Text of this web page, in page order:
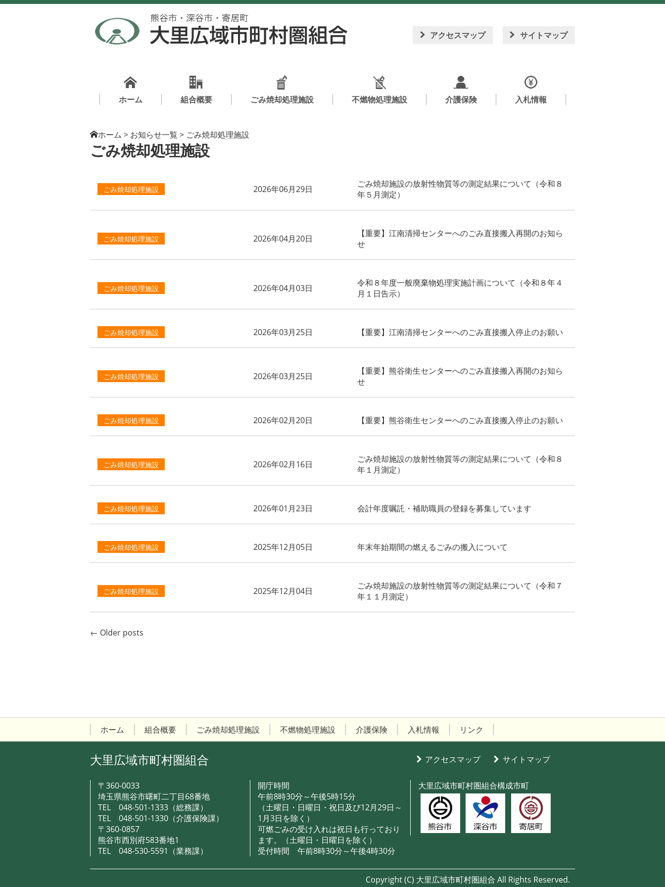
アクセスマップ サイトマップ
ホーム 組合概要 ごみ焼却処理施設 不燃物処理施設 介護保険 入札情報
ホーム > お知らせ一覧 > ごみ焼却処理施設
ごみ焼却処理施設
ごみ焼却処理施設 2026年06月29日
ごみ焼却施設の放射性物質等の測定結果について（令和８
年５月測定）
ごみ焼却処理施設 2026年04月20日
【重要】江南清掃センターへのごみ直接搬入再開のお知ら
せ
ごみ焼却処理施設 2026年04月03日
令和８年度一般廃棄物処理実施計画について（令和８年４
月１日告示）
ごみ焼却処理施設 2026年03月25日 【重要】江南清掃センターへのごみ直接搬入停止のお願い
ごみ焼却処理施設 2026年03月25日
【重要】熊谷衛生センターへのごみ直接搬入再開のお知ら
せ
ごみ焼却処理施設 2026年02月20日 【重要】熊谷衛生センターへのごみ直接搬入停止のお願い
ごみ焼却処理施設 2026年02月16日
ごみ焼却施設の放射性物質等の測定結果について（令和８
年１月測定）
ごみ焼却処理施設 2026年01月23日 会計年度嘱託・補助職員の登録を募集しています
ごみ焼却処理施設 2025年12月05日 年末年始期間の燃えるごみの搬入について
ごみ焼却処理施設 2025年12月04日
ごみ焼却施設の放射性物質等の測定結果について（令和７
年１１月測定）
← Older posts
ホーム 組合概要 ごみ焼却処理施設 不燃物処理施設 介護保険 入札情報 リンク
大里広域市町村圏組合 アクセスマップ サイトマップ
〒360-0033
埼玉県熊谷市曙町二丁目68番地
TEL 048-501-1333 （総務課）
TEL 048-501-1330 （介護保険課）
〒360-0857
熊谷市西別府583番地1
TEL 048-530-5591 （業務課）
開庁時間
午前8時30分～午後5時15分
（土曜日・日曜日・祝日及び12月29日～
1月3日を除く）
可燃ごみの受け入れは祝日も行っており
ます。（土曜日・日曜日を除く）
受付時間 午前8時30分～午後4時30分
大里広域市町村圏組合構成市町
Copyright (C) 大里広域市町村圏組合 All Rights Reserved.